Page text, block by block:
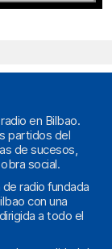
en Bilbao.
partidos del
de sucesos,
social.
radio fundada
con una
a todo el